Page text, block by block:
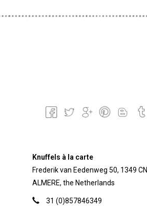
Knuffels à la carte
Frederik van Eedenweg 50, 1349 CN
ALMERE, the Netherlands
31 (0)857846349